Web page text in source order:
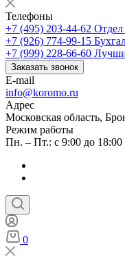
Телефоны
+7 (495) 203-44-62
+7 (926) 774-99-15
+7 (999) 228-66-60
Заказать звонок
E-mail
info@koromo.ru
Адрес
Московская область,
Режим работы
Пн. – Пт.: с 9:00 до
0